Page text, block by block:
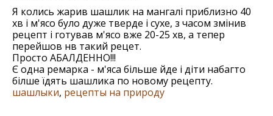
Я колись жарив шашлик на мангалі приблизно 40
хв і м'ясо було дуже тверде і сухе, з часом змінив
рецепт і готував м'ясо вже 20-25 хв, а тепер
перейшов нв такий рецет.
Просто АБАЛДЕННО!!!
Є одна ремарка - м'яса більше йде і діти набагто
білше їдять шашлика по новому рецепту.
шашлыки, рецепты на природу